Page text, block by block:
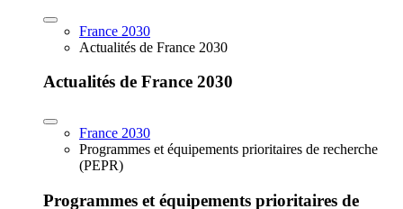
France 2030
Actualités de France 2030
Actualités de France 2030
France 2030
Programmes et équipements prioritaires de recherche
(PEPR)
Programmes et équipements prioritaires de